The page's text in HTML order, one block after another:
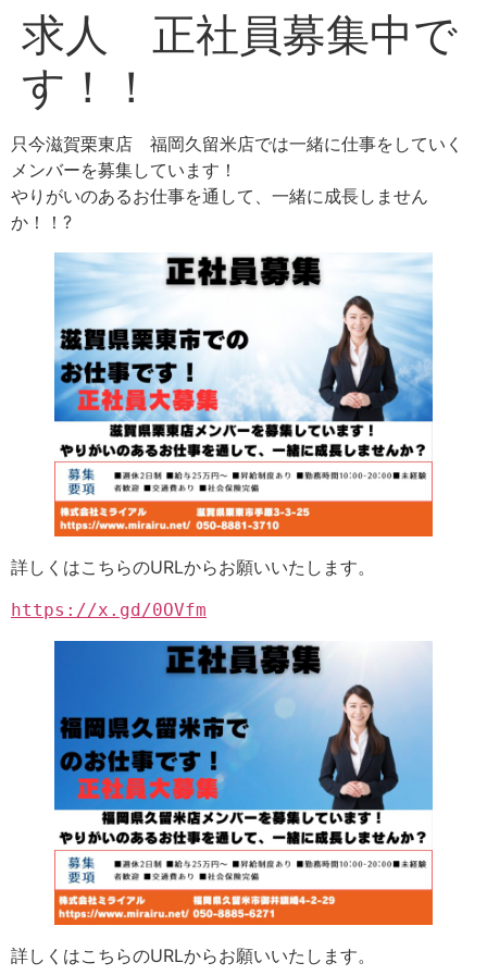
求人 正社員募集中で
す！！
只今滋賀栗東店 福岡久留米店では一緒に仕事をしていく
メンバーを募集しています！
やりがいのあるお仕事を通して、一緒に成長しません
か！！?
詳しくはこちらのURLからお願いいたします。
https://x.gd/0OVfm
詳しくはこちらのURLからお願いいたします。